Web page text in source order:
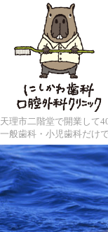
天理市二階堂で開業して
一般歯科・小児歯科だけ